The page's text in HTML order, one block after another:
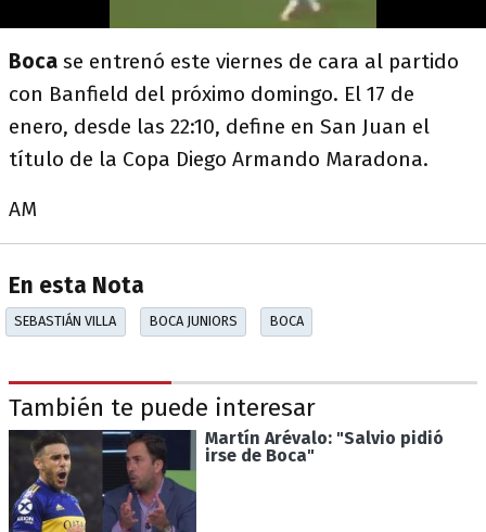
Boca se entrenó este viernes de cara al partido
con Banfield del próximo domingo. El 17 de
enero, desde las 22:10, define en San Juan el
título de la Copa Diego Armando Maradona.
AM
En esta Nota
SEBASTIÁN VILLA BOCA JUNIORS BOCA
También te puede interesar
Martín Arévalo: "Salvio pidió
irse de Boca"